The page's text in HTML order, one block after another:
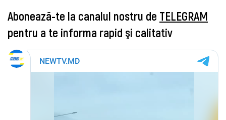
Abonează-te la canalul nostru de TELEGRAM
pentru a te informa rapid şi calitativ